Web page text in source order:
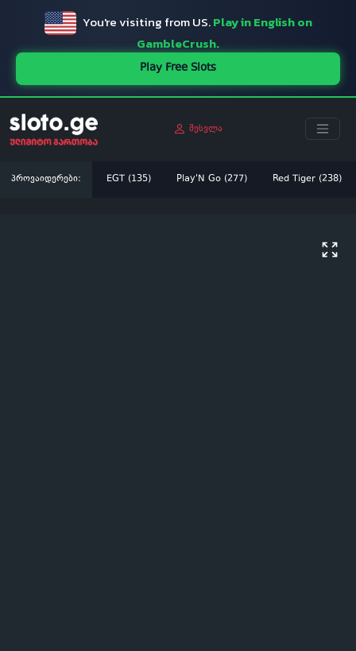
You're visiting from US.Play in English on
GambleCrush.
Play Free Slots
შესვლა
პროვაიდერები: EGT (135) Play'N Go (277) Red Tiger (238)